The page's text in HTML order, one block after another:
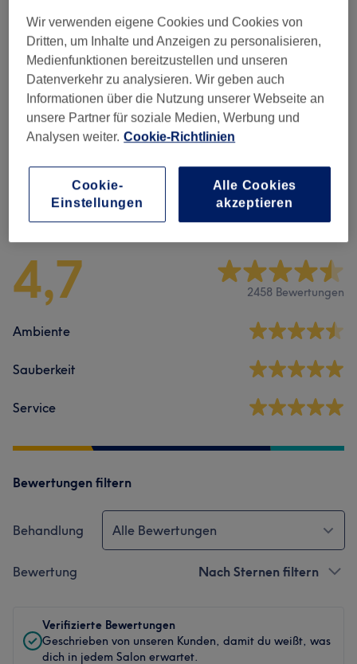
Waxing Damen/ Herren (7) ab 8 €
Dauerhafte Haarentfernung Für
Damen (25)
ab 30 €
Dauerhafte Haarentfernung Für
Herren (23
Salonbewertungen
4,7 2458 Bewertungen
Ambiente
Sauberkeit
Service
Bewertungen filtern
Behandlung Alle Bewertungen
Bewertung Nach Sternen filtern
Verifizierte Bewertungen
Geschrieben von unseren Kunden, damit du weißt, was
dich in jedem Salon erwartet.
Wir verwenden eigene Cookies und Cookies von
Dritten, um Inhalte und Anzeigen zu personalisieren,
Medienfunktionen bereitzustellen und unseren
Datenverkehr zu analysieren. Wir geben auch
Informationen über die Nutzung unserer Webseite an
unsere Partner für soziale Medien, Werbung und
Analysen weiter. Cookie-Richtlinien
Cookie-
Einstellungen
Alle Cookies
akzeptieren